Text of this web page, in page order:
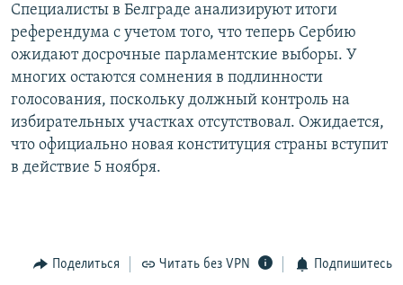
Специалисты в Белграде анализируют итоги
референдума с учетом того, что теперь Сербию
ожидают досрочные парламентские выборы. У
многих остаются сомнения в подлинности
голосования, поскольку должный контроль на
избирательных участках отсутствовал. Ожидается,
что официально новая конституция страны вступит
в действие 5 ноября.
Поделиться Читать без VPN Подпишитесь